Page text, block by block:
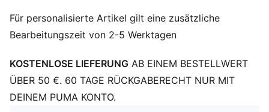
Für personalisierte Artikel gilt eine zusätzliche
Bearbeitungszeit von 2-5 Werktagen
KOSTENLOSE LIEFERUNG AB EINEM BESTELLWERT
ÜBER 50 €. 60 TAGE RÜCKGABERECHT NUR MIT
DEINEM PUMA KONTO.